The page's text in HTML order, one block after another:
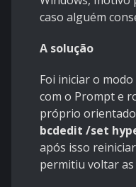
caso alguém
A solução
Foi iniciar o
com o Prompt e
próprio
bcdedit /set
após isso
permitiu voltar